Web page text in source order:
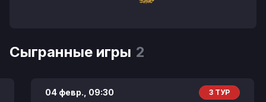
Сыгранные игры 2
04 февр., 09:30 3 ТУР